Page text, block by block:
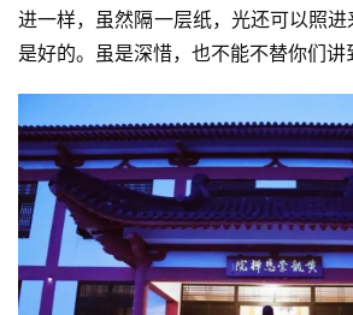
进一样，虽然隔一层纸，光还可以照
是好的。虽是深惜，也不能不替你们讲